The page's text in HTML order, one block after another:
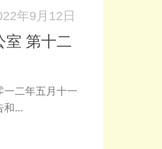
年9月12日
室 第十二
一二年五月十一
和...